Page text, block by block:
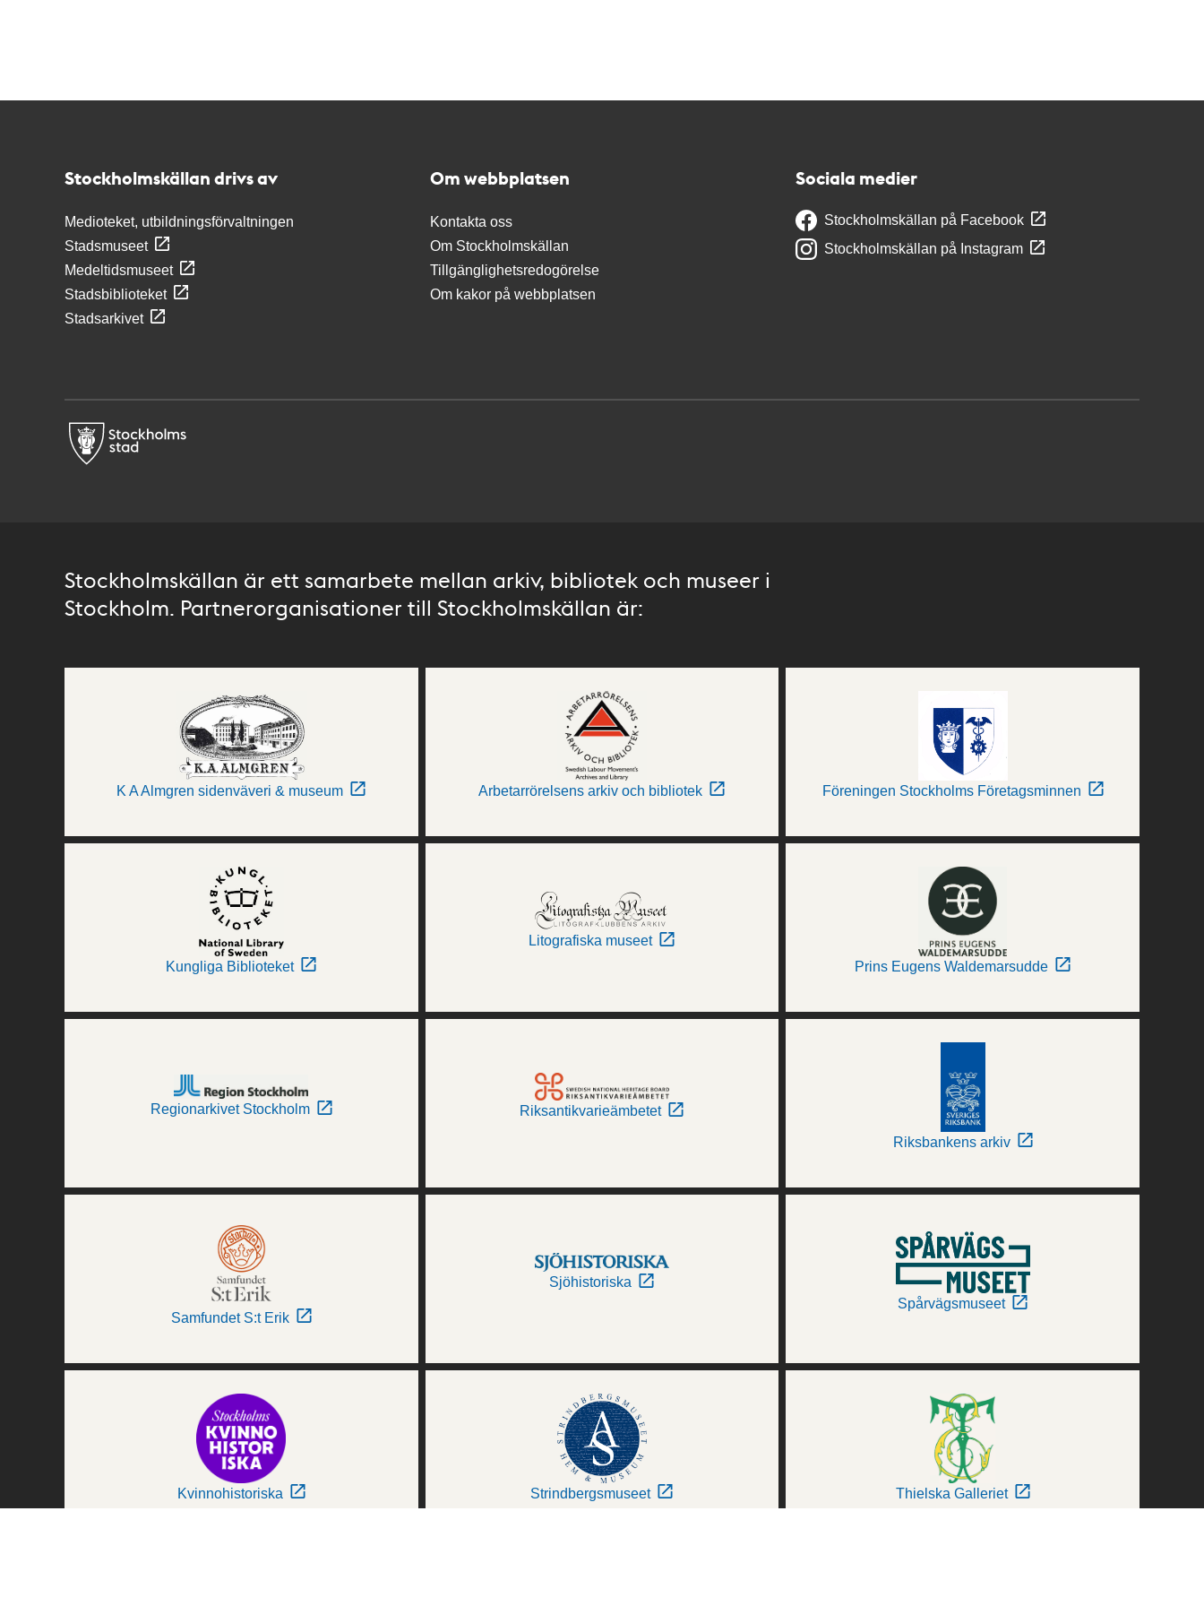
Stockholmskällan drivs av
Medioteket, utbildningsförvaltningen
Stadsmuseet
Medeltidsmuseet
Stadsbiblioteket
Stadsarkivet
Om webbplatsen
Kontakta oss
Om Stockholmskällan
Tillgänglighetsredogörelse
Om kakor på webbplatsen
Sociala medier
Stockholmskällan på Facebook
Stockholmskällan på Instagram
Stockholmskällan är ett samarbete mellan arkiv, bibliotek och museer i
Stockholm. Partnerorganisationer till Stockholmskällan är:
K A Almgren sidenväveri & museum Arbetarrörelsens arkiv och bibliotek Föreningen Stockholms Företagsminnen
Kungliga Biblioteket
Litografiska museet
Prins Eugens Waldemarsudde
Regionarkivet Stockholm Riksantikvarieämbetet
Riksbankens arkiv
Samfundet S:t Erik
Sjöhistoriska
Spårvägsmuseet
Kvinnohistoriska Strindbergsmuseet Thielska Galleriet